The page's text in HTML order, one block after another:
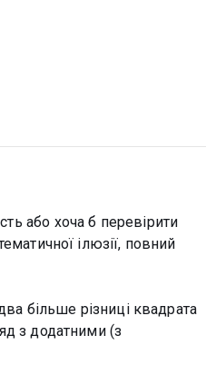
або хоча б перевірити
ілюзії, повний
більше різниці квадрата
з додатними (з